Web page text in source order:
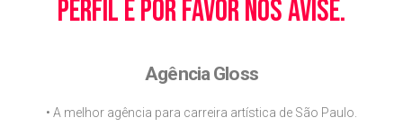
perfil e por favor nos avise.
Agência Gloss
• A melhor agência para carreira artística de São Paulo.